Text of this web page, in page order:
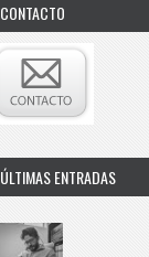
CONTACTO
ÚLTIMAS ENTRADAS